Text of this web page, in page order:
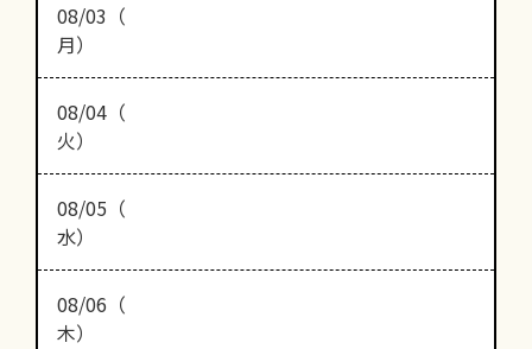
08/03（
月）
08/04（
火）
08/05（
水）
08/06（
木）